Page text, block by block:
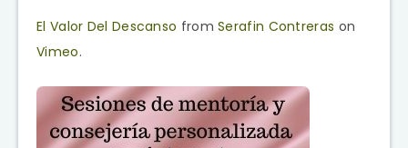
El Valor Del Descanso fromSerafin Contreras on
Vimeo.